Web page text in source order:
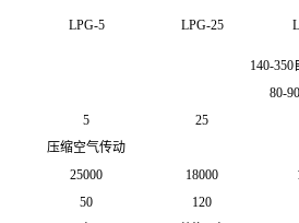
LPG-5 LPG-25
140-350
80-90
5
25
压缩空气传动
25000 18000
50
120